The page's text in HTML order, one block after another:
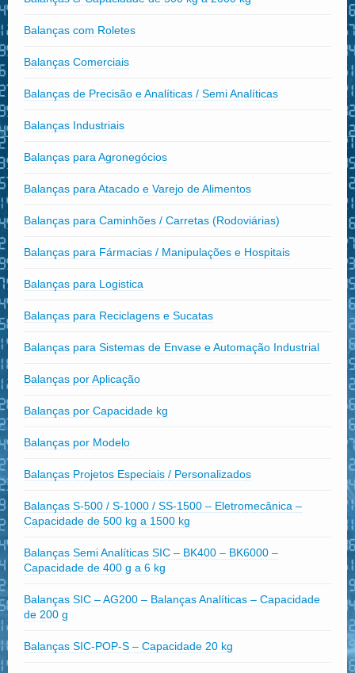
Balanças com Roletes
Balanças Comerciais
Balanças de Precisão e Analíticas / Semi Analíticas
Balanças Industriais
Balanças para Agronegócios
Balanças para Atacado e Varejo de Alimentos
Balanças para Caminhões / Carretas (Rodoviárias)
Balanças para Fármacias / Manipulações e Hospitais
Balanças para Logistica
Balanças para Reciclagens e Sucatas
Balanças para Sistemas de Envase e Automação Industrial
Balanças por Aplicação
Balanças por Capacidade kg
Balanças por Modelo
Balanças Projetos Especiais / Personalizados
Balanças S-500 / S-1000 / SS-1500 – Eletromecânica –
Capacidade de 500 kg a 1500 kg
Balanças Semi Analíticas SIC – BK400 – BK6000 –
Capacidade de 400 g a 6 kg
Balanças SIC – AG200 – Balanças Analíticas – Capacidade
de 200 g
Balanças SIC-POP-S – Capacidade 20 kg